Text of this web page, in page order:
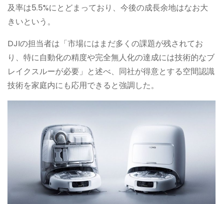
及率は5.5%にとどまっており、今後の成長余地はなお大
きいという。
DJIの担当者は「市場にはまだ多くの課題が残されてお
り、特に自動化の精度や完全無人化の達成には技術的なブ
レイクスルーが必要」と述べ、同社が得意とする空間認識
技術を家庭内にも応用できると強調した。